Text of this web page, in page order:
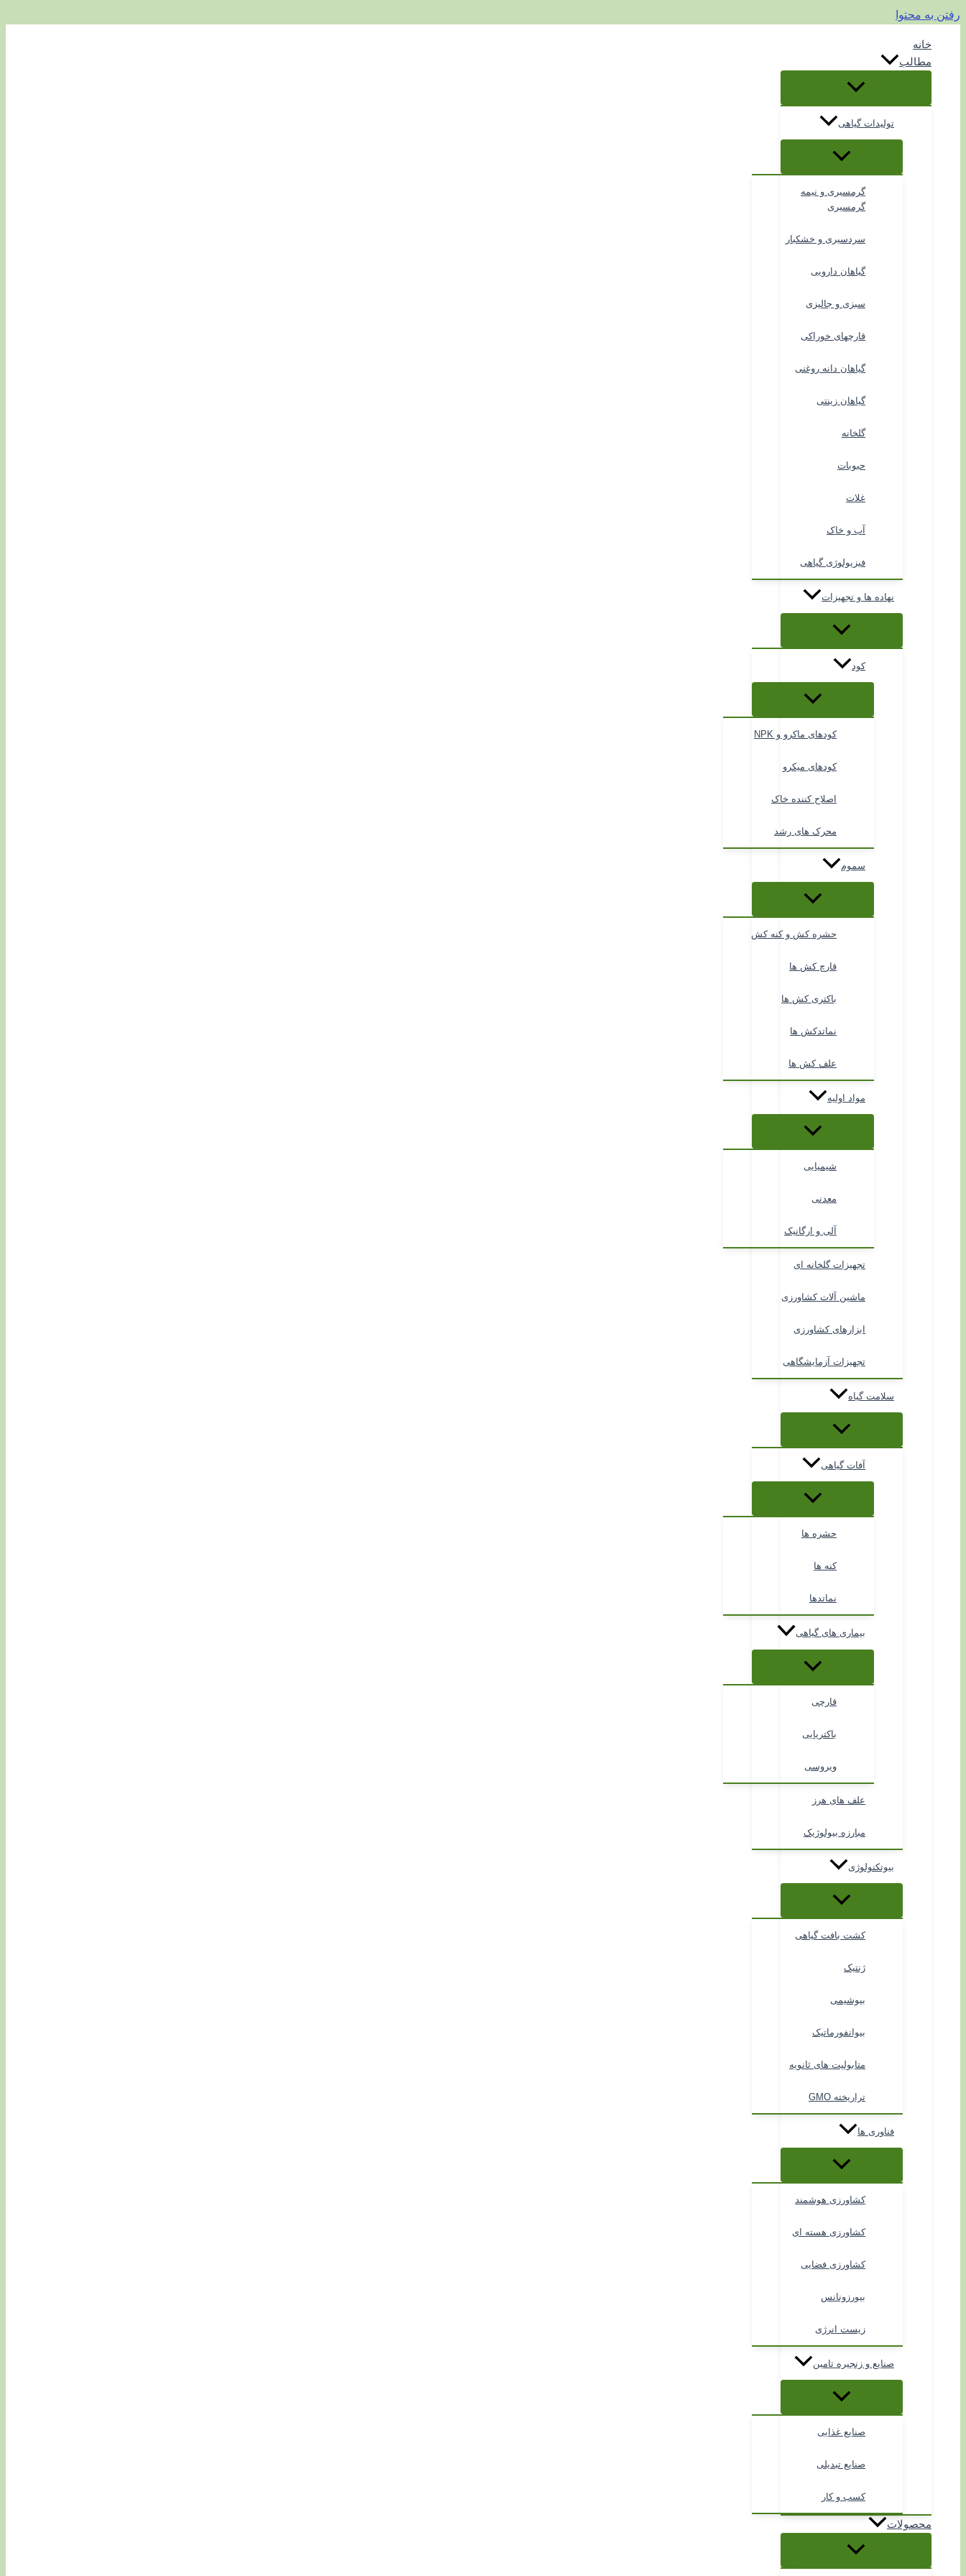
رفتن به محتوا
خانه
مطالب
تولیدات گیاهی
گرمسیری و نیمه
گرمسیری
سردسیری و خشکبار
گیاهان دارویی
سبزی و جالیزی
قارچهای خوراکی
گیاهان دانه روغنی
گیاهان زینتی
گلخانه
حبوبات
غلات
آب و خاک
فیزیولوژی گیاهی
نهاده ها و تجهیزات
کود
کودهای ماکرو و NPK
کودهای میکرو
اصلاح کننده خاک
محرک های رشد
سموم
حشره کش و کنه کش
قارچ کش ها
باکتری کش ها
نماتدکش ها
علف کش ها
مواد اولیه
شیمیایی
معدنی
آلی و ارگانیک
تجهیزات گلخانه ای
ماشین آلات کشاورزی
ابزارهای کشاورزی
تجهیزات آزمایشگاهی
سلامت گیاه
آفات گیاهی
حشره ها
کنه ها
نماتدها
بیماری های گیاهی
قارچی
باکتریایی
ویروسی
علف های هرز
مبارزه بیولوژیک
بیوتکنولوژی
کشت بافت گیاهی
ژنتیک
بیوشیمی
بیوانفورماتیک
متابولیت های ثانویه
تراریخته GMO
فناوری ها
کشاورزی هوشمند
کشاورزی هسته ای
کشاورزی فضایی
بیورزونانس
زیست انرژی
صنایع و زنجیره تامین
صنایع غذایی
صنایع تبدیلی
کسب و کار
محصولات